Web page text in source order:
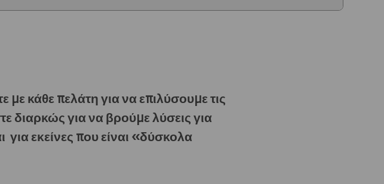
κάθε πελάτη για να επιλύσουμε τις
διαρκώς για να βρούμε λύσεις για
εκείνες που είναι «δύσκολα